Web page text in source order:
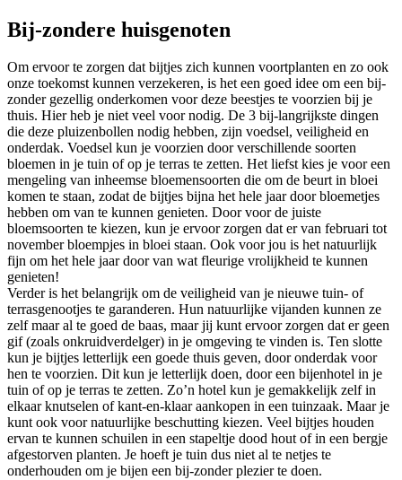
Bij-zondere huisgenoten
Om ervoor te zorgen dat bijtjes zich kunnen voortplanten en zo ook
onze toekomst kunnen verzekeren, is het een goed idee om een bij-
zonder gezellig onderkomen voor deze beestjes te voorzien bij je
thuis. Hier heb je niet veel voor nodig. De 3 bij-langrijkste dingen
die deze pluizenbollen nodig hebben, zijn voedsel, veiligheid en
onderdak. Voedsel kun je voorzien door verschillende soorten
bloemen in je tuin of op je terras te zetten. Het liefst kies je voor een
mengeling van inheemse bloemensoorten die om de beurt in bloei
komen te staan, zodat de bijtjes bijna het hele jaar door bloemetjes
hebben om van te kunnen genieten. Door voor de juiste
bloemsoorten te kiezen, kun je ervoor zorgen dat er van februari tot
november bloempjes in bloei staan. Ook voor jou is het natuurlijk
fijn om het hele jaar door van wat fleurige vrolijkheid te kunnen
genieten!
Verder is het belangrijk om de veiligheid van je nieuwe tuin- of
terrasgenootjes te garanderen. Hun natuurlijke vijanden kunnen ze
zelf maar al te goed de baas, maar jij kunt ervoor zorgen dat er geen
gif (zoals onkruidverdelger) in je omgeving te vinden is. Ten slotte
kun je bijtjes letterlijk een goede thuis geven, door onderdak voor
hen te voorzien. Dit kun je letterlijk doen, door een bijenhotel in je
tuin of op je terras te zetten. Zo’n hotel kun je gemakkelijk zelf in
elkaar knutselen of kant-en-klaar aankopen in een tuinzaak. Maar je
kunt ook voor natuurlijke beschutting kiezen. Veel bijtjes houden
ervan te kunnen schuilen in een stapeltje dood hout of in een bergje
afgestorven planten. Je hoeft je tuin dus niet al te netjes te
onderhouden om je bijen een bij-zonder plezier te doen.